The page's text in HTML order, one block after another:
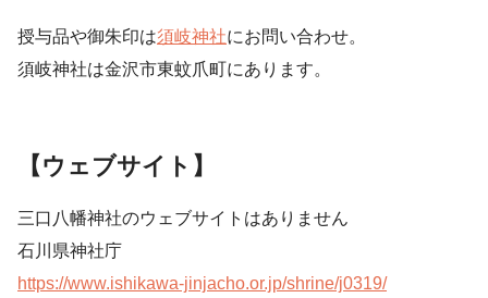
授与品や御朱印は須岐神社にお問い合わせ。
須岐神社は金沢市東蚊爪町にあります。
【ウェブサイト】
三口八幡神社のウェブサイトはありません
石川県神社庁
https://www.ishikawa-jinjacho.or.jp/shrine/j0319/